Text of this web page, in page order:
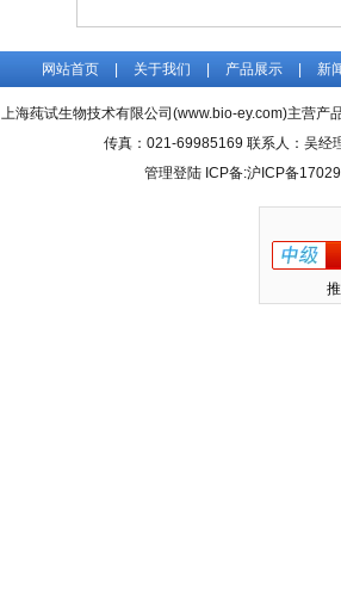
网站首页 关于我们 产品展示 新
上海莼试生物技术有限公司(www.bio-ey.com)主营产
传真：021-69985169 联系人：吴经
管理登陆 ICP备:沪ICP备